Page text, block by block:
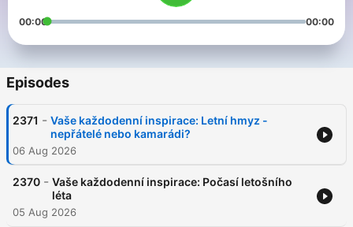
00:00 00:00
Episodes
2371 - Vaše každodenní inspirace: Letní hmyz -
nepřátelé nebo kamarádi?
06 Aug 2026
2370 - Vaše každodenní inspirace: Počasí letošního
léta
05 Aug 2026